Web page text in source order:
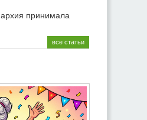
принимала
все статьи